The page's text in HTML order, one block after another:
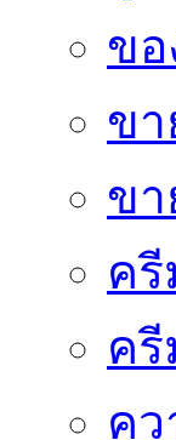
ขอ
ข
ข
ค
ค
ค